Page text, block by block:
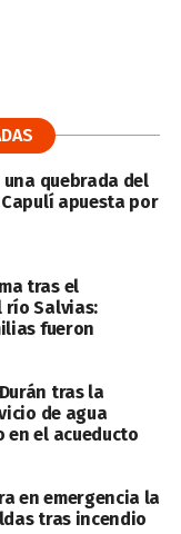
una quebrada del
apuesta por
tras el
río Salvias:
fueron
tras la
de agua
en el acueducto
en emergencia la
tras incendio